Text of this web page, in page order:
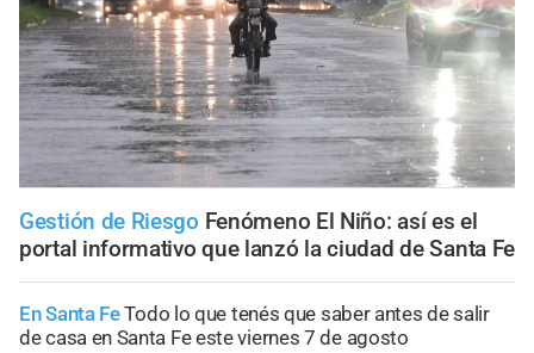
Gestión de Riesgo Fenómeno El Niño: así es el
portal informativo que lanzó la ciudad de Santa Fe
En Santa FeTodo lo que tenés que saber antes de salir
de casa en Santa Fe este viernes 7 de agosto